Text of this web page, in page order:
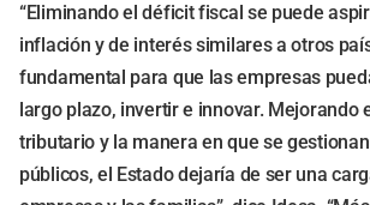
“Eliminando el déficit fiscal se puede
inflación y de interés similares a otros
fundamental para que las empresas
largo plazo, invertir e innovar. Mejorando
tributario y la manera en que se
públicos, el Estado dejaría de ser una